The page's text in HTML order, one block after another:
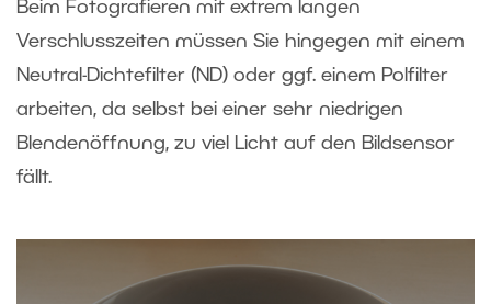
Beim Fotografieren mit extrem langen
Verschlusszeiten müssen Sie hingegen mit einem
Neutral-Dichtefilter (ND) oder ggf. einem Polfilter
arbeiten, da selbst bei einer sehr niedrigen
Blendenöffnung, zu viel Licht auf den Bildsensor
fällt.